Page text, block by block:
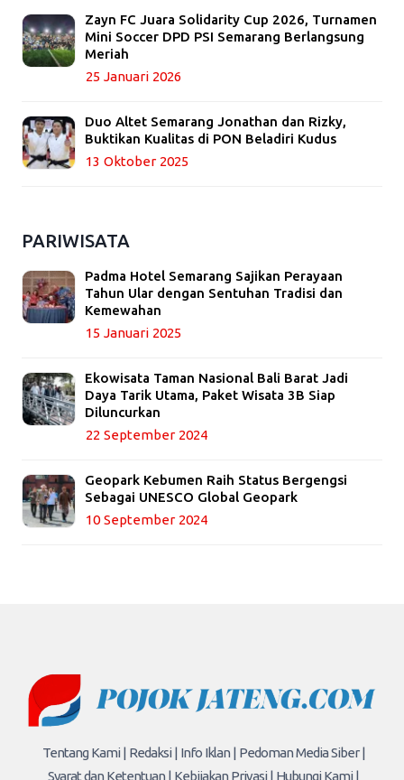
Zayn FC Juara Solidarity Cup 2026, Turnamen
Mini Soccer DPD PSI Semarang Berlangsung
Meriah
25 Januari 2026
Duo Altet Semarang Jonathan dan Rizky,
Buktikan Kualitas di PON Beladiri Kudus
13 Oktober 2025
PARIWISATA
Padma Hotel Semarang Sajikan Perayaan
Tahun Ular dengan Sentuhan Tradisi dan
Kemewahan
15 Januari 2025
Ekowisata Taman Nasional Bali Barat Jadi
Daya Tarik Utama, Paket Wisata 3B Siap
Diluncurkan
22 September 2024
Geopark Kebumen Raih Status Bergengsi
Sebagai UNESCO Global Geopark
10 September 2024
Tentang Kami | Redaksi | Info Iklan | Pedoman Media Siber |
Syarat dan Ketentuan | Kebijakan Privasi | Hubungi Kami |